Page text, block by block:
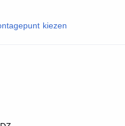
kiezen